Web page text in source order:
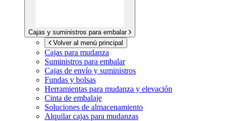
Cajas y suministros para embalar
Volver al menú principal
Cajas para mudanza
Suministros para embalar
Cajas de envío y suministros
Fundas y bolsas
Herramientas para mudanza y elevación
Cinta de embalaje
Soluciones de almacenamiento
Alquilar cajas para mudanzas